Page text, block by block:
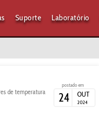
Suporte Laboratório
postado em
24 OUT
2024
de temperatura